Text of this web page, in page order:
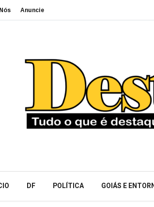
Anuncie
DF POLÍTICA GOIÁS E